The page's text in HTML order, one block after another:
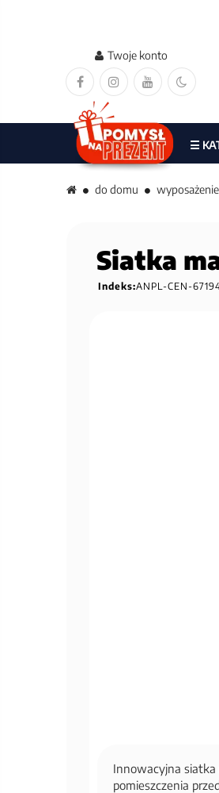
Twoje konto
☰
do domu wyposażenie
Siatka
Indeks:ANPL-CEN-
Innowacyjna
pomieszczenia